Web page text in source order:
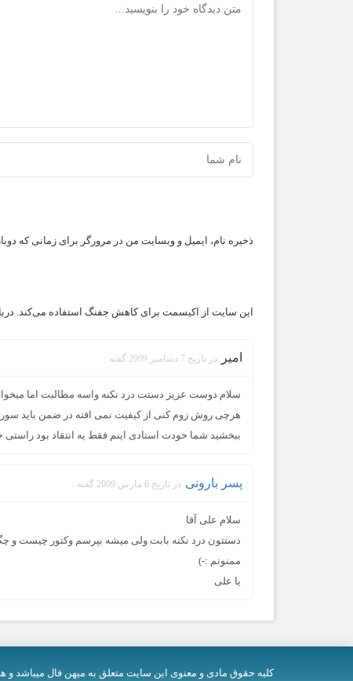
ذخیره نام، ایمیل و وبسایت من در مرورگر برای زمانی که
این سایت از اکیسمت برای کاهش جفنگ استفاده می‌کند.
امیر در تاریخ 7 دسامبر 2009 گفته :
سلام دوست عزیز دستت درد نکنه واسه مطالبت اما
هرچی روش زوم کنی از کیفیت نمی افته در ضمن باید
ببخشید شما خودت استادی اینم فقط یه انتقاد بود
پسر بارونی در تاریخ 6 مارس 2009 گفته :
سلام علی آقا
دستتون درد نکنه بابت ولی میشه بپرسم وکتور چیست و
ممنونم :-)
یا علی
کلیه حقوق مادی و معنوی اين سایت متعلق به میهن فال میباشد و